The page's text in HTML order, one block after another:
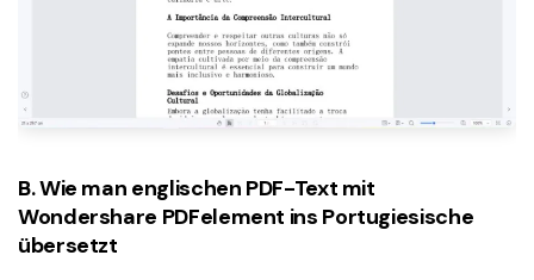
B. Wie man englischen PDF-Text mit
Wondershare PDFelement ins Portugiesische
übersetzt